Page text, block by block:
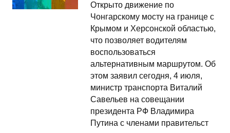
Открыто движение по
Чонгарскому мосту на границе с
Крымом и Херсонской областью,
что позволяет водителям
воспользоваться
альтернативным маршрутом. Об
этом заявил сегодня, 4 июля,
министр транспорта Виталий
Савельев на совещании
президента РФ Владимира
Путина с членами правительст